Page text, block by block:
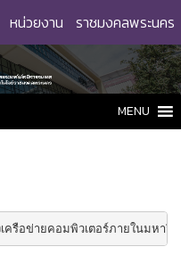
หน่วยงาน ราชมงคลพระนคร
MENU
ครือข่ายคอมพิวเตอร์ภายในมหา